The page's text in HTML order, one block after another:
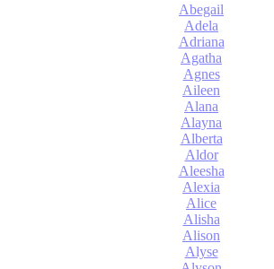
Abegail
Adela
Adriana
Agatha
Agnes
Aileen
Alana
Alayna
Alberta
Aldor
Aleesha
Alexia
Alice
Alisha
Alison
Alyse